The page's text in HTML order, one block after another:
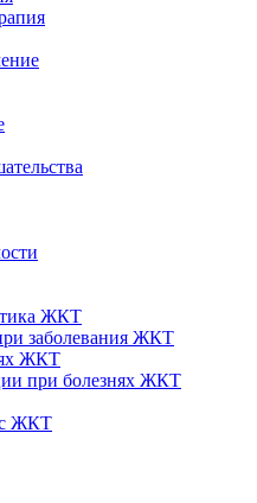
ЖКТ
заболевания ЖКТ
ЖКТ
при болезнях ЖКТ
ЖКТ